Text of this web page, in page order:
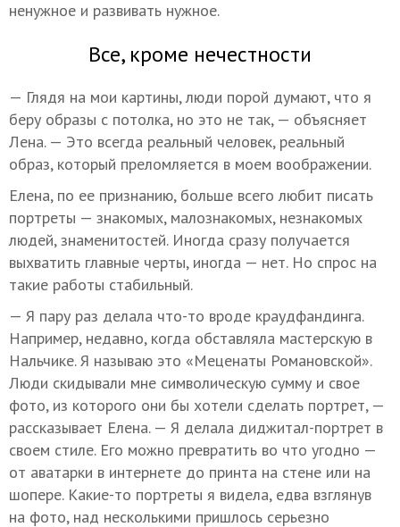
ненужное и развивать нужное.
Все, кроме нечестности
— Глядя на мои картины, люди порой думают, что я
беру образы с потолка, но это не так, — объясняет
Лена. — Это всегда реальный человек, реальный
образ, который преломляется в моем воображении.
Елена, по ее признанию, больше всего любит писать
портреты — знакомых, малознакомых, незнакомых
людей, знаменитостей. Иногда сразу получается
выхватить главные черты, иногда — нет. Но спрос на
такие работы стабильный.
— Я пару раз делала что-то вроде краудфандинга.
Например, недавно, когда обставляла мастерскую в
Нальчике. Я называю это «Меценаты Романовской».
Люди скидывали мне символическую сумму и свое
фото, из которого они бы хотели сделать портрет, —
рассказывает Елена. — Я делала диджитал-портрет в
своем стиле. Его можно превратить во что угодно —
от аватарки в интернете до принта на стене или на
шопере. Какие-то портреты я видела, едва взглянув
на фото, над несколькими пришлось серьезно